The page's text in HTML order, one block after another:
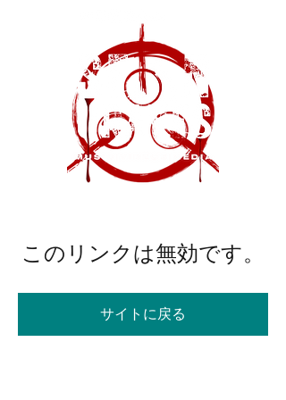
このリンクは無効です。
サイトに戻る